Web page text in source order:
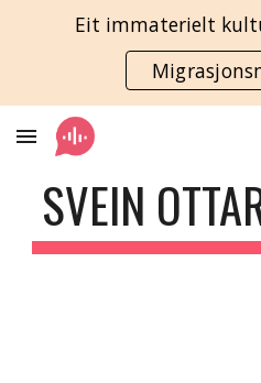
Eit immaterielt
SVEIN